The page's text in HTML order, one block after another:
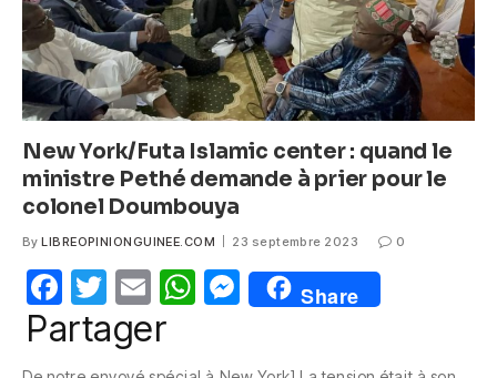
New York/Futa Islamic center : quand le
ministre Pethé demande à prier pour le
colonel Doumbouya
By LIBREOPINIONGUINEE.COM 23 septembre 2023 0
F
a
T
w
itt
E
m
W M
e
Share
Partager